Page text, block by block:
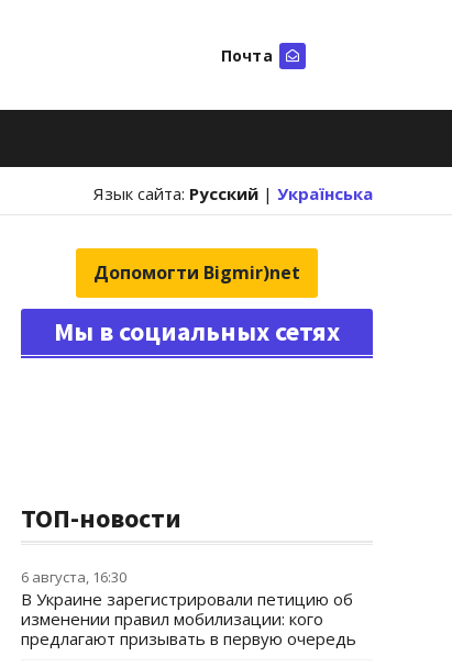
Почта
Язык сайта: Русский | Українська
Допомогти Bigmir)net
Мы в социальных сетях
ТОП-новости
6 августа, 16:30
В Украине зарегистрировали петицию об
изменении правил мобилизации: кого
предлагают призывать в первую очередь